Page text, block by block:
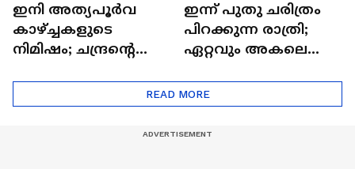
ഇനി അത്യപൂര്‍വ
കാഴ്ച്ചകളുടെ
നിമിഷം; ചന്ദ്രന്റെ
ഒറിയോണിന്റെ യാത്ര
ആരംഭിച്ചു
ഇന്ന് പുതു ചരിത്രം
പിറക്കുന്ന രാത്രി;
ഏറ്റവും അകലെ
READ MORE